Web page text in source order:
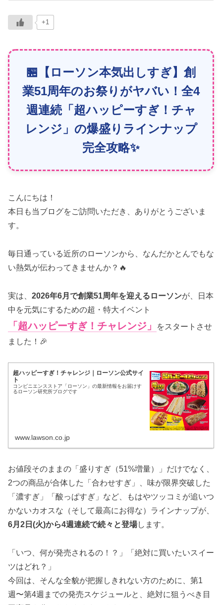
+1
🏪【ローソン本気出しすぎ】創
業51周年のお祭りがヤバい！全4
週連続「超ハッピーすぎ！チャ
レンジ」の爆盛りラインナップ
完全攻略✨
こんにちは！
本日も当ブログをご訪問いただき、ありがとうございま
す。
毎日通っている近所のローソンから、なんだかとんでもな
い熱気が伝わってきませんか？🔥
実は、 2026年6月で創業51周年を迎えるローソンが、日本
中を元気にするための超・特大イベント
「超ハッピーすぎ！チャレンジ」
をスタートさせ
ました！🎉
超ハッピーすぎ！チャレンジ｜ローソン公式サイ
ト
コンビニエンスストア「ローソン」の最新情報をお届けす
るローソン研究所ブログです
www.lawson.co.jp
お値段そのままの「盛りすぎ（51%増量）」だけでなく、
2つの商品が合体した「合わせすぎ」、味が限界突破した
「濃すぎ」「酸っぱすぎ」など、もはやツッコミが追いつ
かないカオスな（そして最高にお得な）ラインナップが、
6月2日(火)から4週連続で続々と登場します。
「いつ、何が発売されるの！？」「絶対に買いたいスイー
ツはどれ？」
今回は、そんな全貌が把握しきれない方のために、第1
週〜第4週までの発売スケジュールと、絶対に狙うべき目